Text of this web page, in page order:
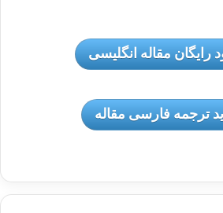
رایگان مقاله انگلیسی
ترجمه فارسی مقاله